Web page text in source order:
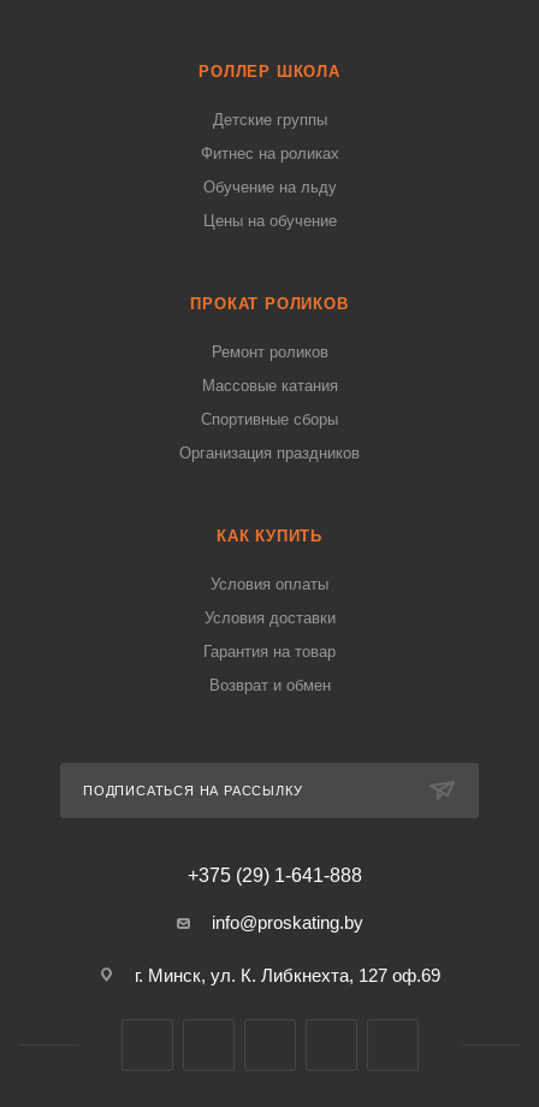
РОЛЛЕР ШКОЛА
Детские группы
Фитнес на роликах
Обучение на льду
Цены на обучение
ПРОКАТ РОЛИКОВ
Ремонт роликов
Массовые катания
Спортивные сборы
Организация праздников
КАК КУПИТЬ
Условия оплаты
Условия доставки
Гарантия на товар
Возврат и обмен
ПОДПИСАТЬСЯ НА РАССЫЛКУ
+375 (29) 1-641-888
info@proskating.by
г. Минск, ул. К. Либкнехта, 127 оф.69